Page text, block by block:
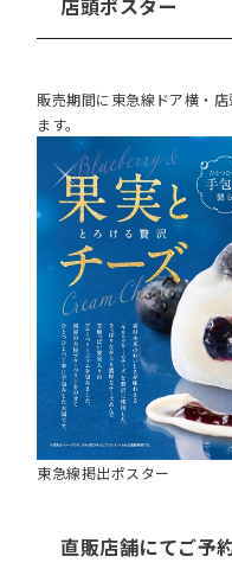
店頭ポスター
販売期間に東急線ドア横・
ます。
東急線掲出ポスター
直販店舗にてご予